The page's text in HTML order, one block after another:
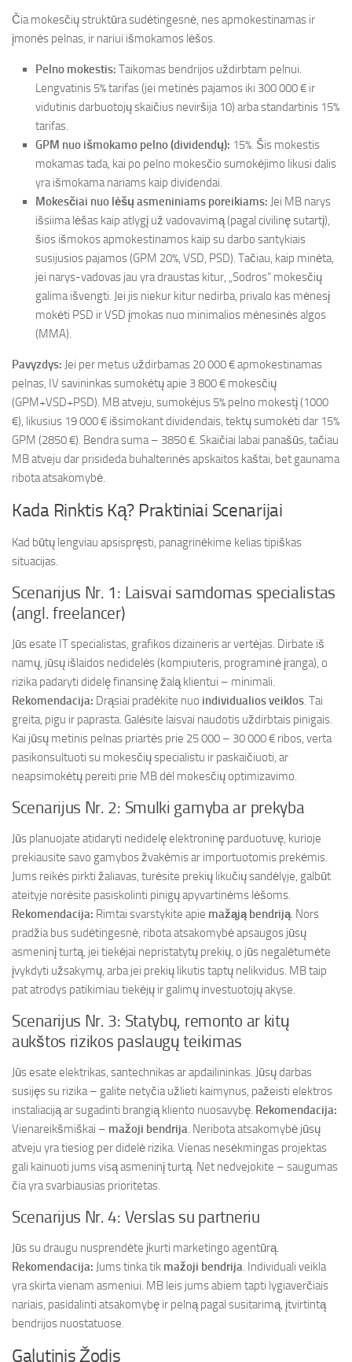
Čia mokesčių struktūra sudėtingesnė, nes apmokestinamas ir
įmonės pelnas, ir nariui išmokamos lėšos.
Pelno mokestis: Taikomas bendrijos uždirbtam pelnui.
Lengvatinis 5% tarifas (jei metinės pajamos iki 300 000 € ir
vidutinis darbuotojų skaičius neviršija 10) arba standartinis 15%
tarifas.
GPM nuo išmokamo pelno (dividendų): 15%. Šis mokestis
mokamas tada, kai po pelno mokesčio sumokėjimo likusi dalis
yra išmokama nariams kaip dividendai.
Mokesčiai nuo lėšų asmeniniams poreikiams: Jei MB narys
išsiima lėšas kaip atlygį už vadovavimą (pagal civilinę sutartį),
šios išmokos apmokestinamos kaip su darbo santykiais
susijusios pajamos (GPM 20%, VSD, PSD). Tačiau, kaip minėta,
jei narys-vadovas jau yra draustas kitur, „Sodros“ mokesčių
galima išvengti. Jei jis niekur kitur nedirba, privalo kas mėnesį
mokėti PSD ir VSD įmokas nuo minimalios mėnesinės algos
(MMA).
Pavyzdys: Jei per metus uždirbamas 20 000 € apmokestinamas
pelnas, IV savininkas sumokėtų apie 3 800 € mokesčių
(GPM+VSD+PSD). MB atveju, sumokėjus 5% pelno mokestį (1000
€), likusius 19 000 € išsimokant dividendais, tektų sumokėti dar 15%
GPM (2850 €). Bendra suma – 3850 €. Skaičiai labai panašūs, tačiau
MB atveju dar prisideda buhalterinės apskaitos kaštai, bet gaunama
ribota atsakomybė.
Kada Rinktis Ką? Praktiniai Scenarijai
Kad būtų lengviau apsispręsti, panagrinėkime kelias tipiškas
situacijas.
Scenarijus Nr. 1: Laisvai samdomas specialistas
(angl. freelancer)
Jūs esate IT specialistas, grafikos dizaineris ar vertėjas. Dirbate iš
namų, jūsų išlaidos nedidelės (kompiuteris, programinė įranga), o
rizika padaryti didelę finansinę žalą klientui – minimali.
Rekomendacija: Drąsiai pradėkite nuo individualios veiklos. Tai
greita, pigu ir paprasta. Galėsite laisvai naudotis uždirbtais pinigais.
Kai jūsų metinis pelnas priartės prie 25 000 – 30 000 € ribos, verta
pasikonsultuoti su mokesčių specialistu ir paskaičiuoti, ar
neapsimokėtų pereiti prie MB dėl mokesčių optimizavimo.
Scenarijus Nr. 2: Smulki gamyba ar prekyba
Jūs planuojate atidaryti nedidelę elektroninę parduotuvę, kurioje
prekiausite savo gamybos žvakėmis ar importuotomis prekėmis.
Jums reikės pirkti žaliavas, turėsite prekių likučių sandėlyje, galbūt
ateityje norėsite pasiskolinti pinigų apyvartinėms lėšoms.
Rekomendacija: Rimtai svarstykite apie mažąją bendriją. Nors
pradžia bus sudėtingesnė, ribota atsakomybė apsaugos jūsų
asmeninį turtą, jei tiekėjai nepristatytų prekių, o jūs negalėtumėte
įvykdyti užsakymų, arba jei prekių likutis taptų nelikvidus. MB taip
pat atrodys patikimiau tiekėjų ir galimų investuotojų akyse.
Scenarijus Nr. 3: Statybų, remonto ar kitų
aukštos rizikos paslaugų teikimas
Jūs esate elektrikas, santechnikas ar apdailininkas. Jūsų darbas
susijęs su rizika – galite netyčia užlieti kaimynus, pažeisti elektros
instaliaciją ar sugadinti brangią kliento nuosavybę. Rekomendacija:
Vienareikšmiškai – mažoji bendrija. Neribota atsakomybė jūsų
atveju yra tiesiog per didelė rizika. Vienas nesėkmingas projektas
gali kainuoti jums visą asmeninį turtą. Net nedvejokite – saugumas
čia yra svarbiausias prioritetas.
Scenarijus Nr. 4: Verslas su partneriu
Jūs su draugu nusprendėte įkurti marketingo agentūrą.
Rekomendacija: Jums tinka tik mažoji bendrija. Individuali veikla
yra skirta vienam asmeniui. MB leis jums abiem tapti lygiaverčiais
nariais, pasidalinti atsakomybę ir pelną pagal susitarimą, įtvirtintą
bendrijos nuostatuose.
Galutinis Žodis